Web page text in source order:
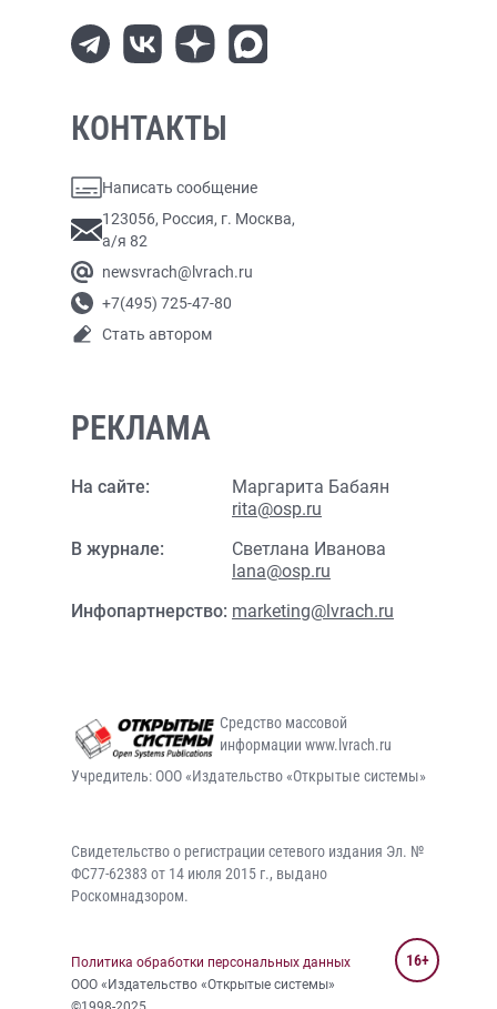
КОНТАКТЫ
Написать сообщение
123056, Россия, г. Москва,
а/я 82
newsvrach@lvrach.ru
+7(495) 725-47-80
Стать автором
РЕКЛАМА
На сайте:
Маргарита Бабаян
rita@osp.ru
В журнале:
Светлана Иванова
lana@osp.ru
Инфопартнерство: marketing@lvrach.ru
Средство массовой
информации www.lvrach.ru
Учредитель: ООО «Издательство «Открытые системы»
Свидетельство о регистрации сетевого издания Эл. №
ФС77-62383 от 14 июля 2015 г., выдано
Роскомнадзором.
Политика обработки персональных данных
ООО «Издательство «Открытые системы»
16+